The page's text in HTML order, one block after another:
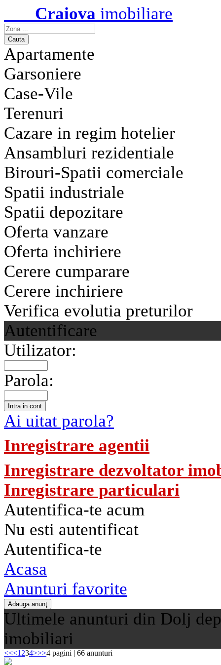
Craiova imobiliare
Apartamente
Garsoniere
Case-Vile
Terenuri
Cazare in regim hotelier
Ansambluri rezidentiale
Birouri-Spatii comerciale
Spatii industriale
Spatii depozitare
Oferta vanzare
Oferta inchiriere
Cerere cumparare
Cerere inchiriere
Verifica evolutia preturilor
Autentificare
Utilizator:
Parola:
Ai uitat parola?
Inregistrare agentii
Inregistrare dezvoltator
Inregistrare particulari
Autentifica-te acum
Nu esti autentificat
Autentifica-te
Acasa
Anunturi favorite
Ultimele anunturi din Dolj
imobiliari
<<<1 234>>>4 pagini | 66 anunturi